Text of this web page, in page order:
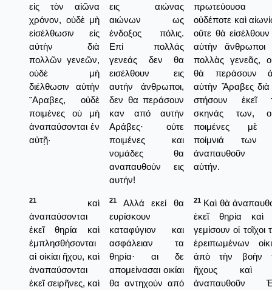
εἰς τὸν αἰῶνα
χρόνον, οὐδὲ μὴ
εἰσέλθωσιν εἰς
αὐτὴν διὰ
πολλῶν γενεῶν,
οὐδὲ μὴ
διέλθωσιν αὐτὴν
῎Αραβες, οὐδὲ
ποιμένες οὐ μὴ
ἀναπαύσονται ἐν
αὐτῇ·
εις αιώνας
αιώνων ως
ένδοξος πόλις.
Επί πολλάς
γενεάς δεν θα
εισέλθουν εις
αυτήν άνθρωποι,
δεν θα περάσουν
καν από αυτήν
Αράβες· ούτε
ποιμένες και
νομάδες θα
αναπαυθούν εις
αυτήν!
πρωτεύουσα
οὐδέποτε καὶ
οὔτε θὰ εἰσέλθουν
αὐτὴν ἄνθρωποι
πολλὰς γενεᾶς,
θὰ περάσουν
αὐτὴν Ἄραβες
στήσουν ἐκεῖ
σκηνάς των,
ποιμένες μὲ
ποίμνιά των
ἀναπαυθοῦν
αὐτήν.
21
καὶ
ἀναπαύσονται
ἐκεῖ θηρία καὶ
ἐμπλησθήσονται
αἱ οἰκίαι ἤχου, καὶ
ἀναπαύσονται
ἐκεῖ σειρῆνες, καὶ
21
Αλλά εκεί θα
ευρίσκουν
καταφύγιον και
ασφάλειαν τα
θηρία· αι δε
απομείνασαι οικίαι
θα αντηχούν από
21 Καὶ θὰ
ἐκεῖ θηρία καὶ
γεμίσουν οἱ τοῖχοι
ἐρειπωμένων
ἀπὸ τὴν βοὴν
ἤχους καὶ
ἀναπαυθοῦν